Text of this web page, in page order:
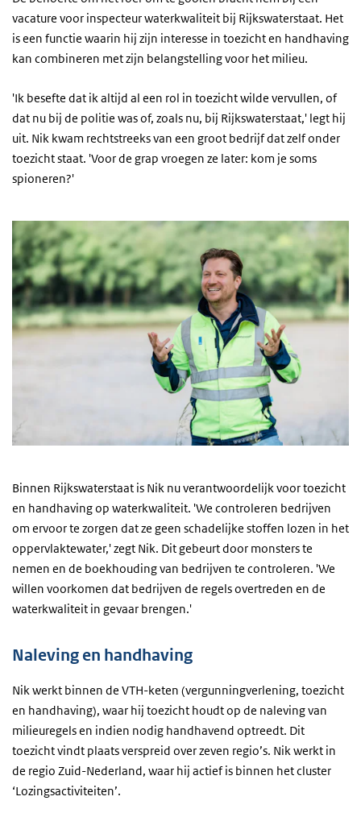
vacature voor inspecteur waterkwaliteit bij Rijkswaterstaat. Het
is een functie waarin hij zijn interesse in toezicht en handhaving
kan combineren met zijn belangstelling voor het milieu.
'Ik besefte dat ik altijd al een rol in toezicht wilde vervullen, of
dat nu bij de politie was of, zoals nu, bij Rijkswaterstaat,' legt hij
uit. Nik kwam rechtstreeks van een groot bedrijf dat zelf onder
toezicht staat. 'Voor de grap vroegen ze later: kom je soms
spioneren?'
Binnen Rijkswaterstaat is Nik nu verantwoordelijk voor toezicht
en handhaving op waterkwaliteit. 'We controleren bedrijven
om ervoor te zorgen dat ze geen schadelijke stoffen lozen in het
oppervlaktewater,' zegt Nik. Dit gebeurt door monsters te
nemen en de boekhouding van bedrijven te controleren. 'We
willen voorkomen dat bedrijven de regels overtreden en de
waterkwaliteit in gevaar brengen.'
Naleving en handhaving
Nik werkt binnen de VTH-keten (vergunningverlening, toezicht
en handhaving), waar hij toezicht houdt op de naleving van
milieuregels en indien nodig handhavend optreedt. Dit
toezicht vindt plaats verspreid over zeven regio’s. Nik werkt in
de regio Zuid-Nederland, waar hij actief is binnen het cluster
‘Lozingsactiviteiten’.